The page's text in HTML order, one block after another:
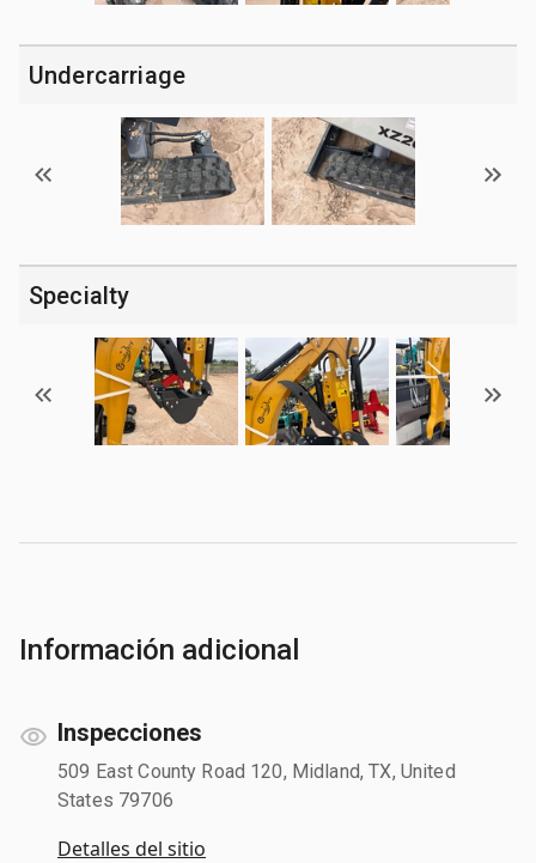
Undercarriage
Specialty
Información adicional
Inspecciones
509 East County Road 120, Midland, TX, United
States 79706
Detalles del sitio